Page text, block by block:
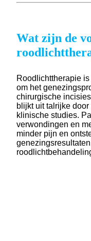
Wat zijn de
Roodlichttherapie
om het
chirurgische
blijkt uit talrijke
klinische studies.
verwondingen en
minder pijn en